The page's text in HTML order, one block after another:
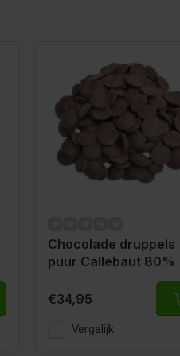
Chocolade druppels
puur Callebaut 80%
€34,95
Vergelijk